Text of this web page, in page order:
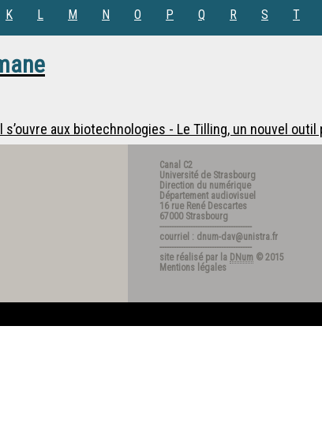
K L M N O P Q R S T
aux biotechnologies - Le Tilling, un nouvel
Canal C2
Université de Strasbourg
Direction du numérique
Département audiovisuel
16 rue René Descartes
67000 Strasbourg
---------------------------------------
courriel : dnum-dav@unistra.fr
---------------------------------------
site réalisé par la DNum © 2015
Mentions légales